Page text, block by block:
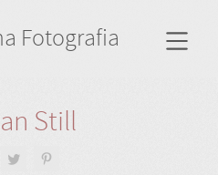
Fotografia
Still